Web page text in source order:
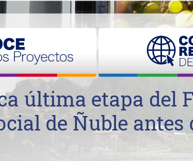
última etapa del
de Ñuble antes